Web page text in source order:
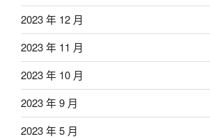
2023 年 12 月
2023 年 11 月
2023 年 10 月
2023 年 9 月
2023 年 5 月